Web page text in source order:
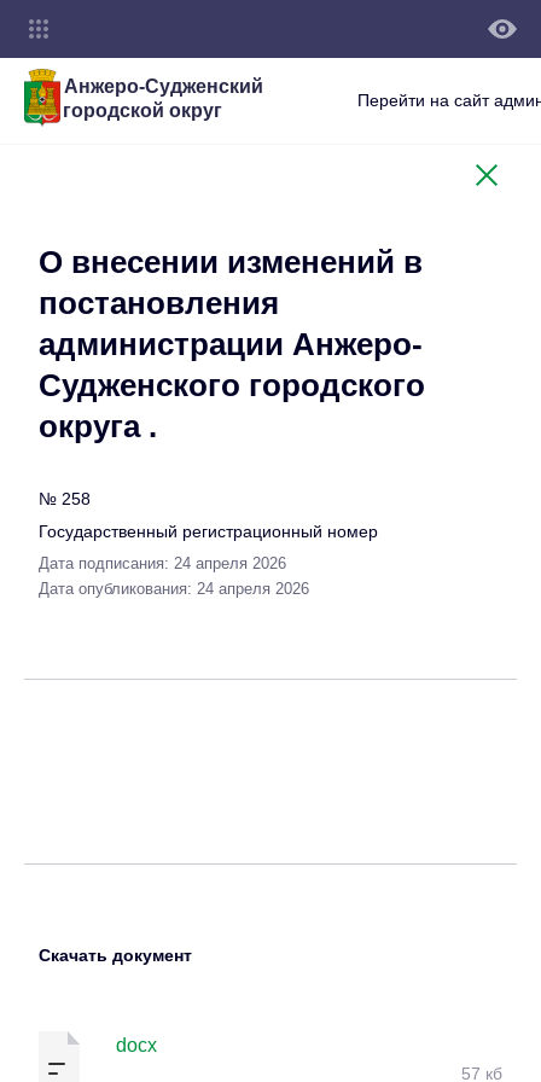
Анжеро-Судженский
городской округ
Перейти на сайт
О внесении изменений в
постановления
администрации Анжеро-
Судженского городского
округа .
№ 258
Государственный регистрационный номер
Дата подписания: 24 апреля 2026
Дата опубликования: 24 апреля 2026
Скачать документ
docx
57 кб